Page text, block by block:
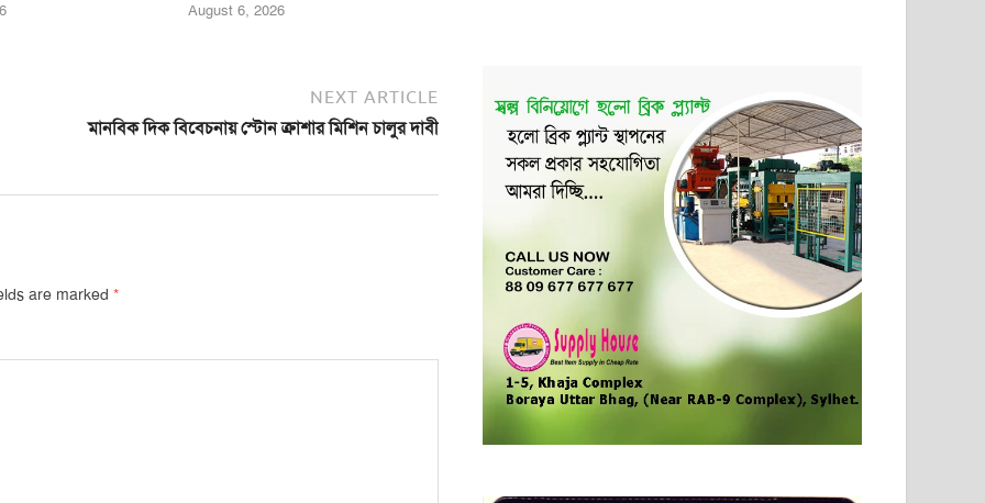
August 6, 2026
NEXT ARTICLE
মানবিক দিক বিবেচনায় স্টোন ক্রাশার মিশিন চালুর দাবী
are marked *